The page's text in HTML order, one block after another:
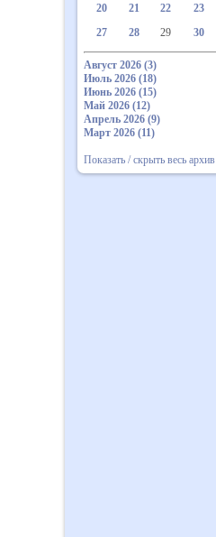
20
21 22 23
27
28 29 30
Август 2026 (3)
Июль 2026 (18)
Июнь 2026 (15)
Май 2026 (12)
Апрель 2026 (9)
Март 2026 (11)
Показать / скрыть весь архив